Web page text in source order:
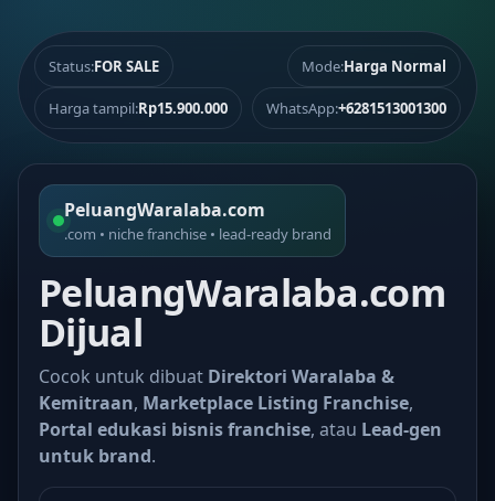
Status:FOR SALE Mode:Harga Normal
Harga tampil:Rp15.900.000 WhatsApp:+6281513001300
PeluangWaralaba.com
.com • niche franchise • lead-ready brand
PeluangWaralaba.com
Dijual
Cocok untuk dibuat Direktori Waralaba &
Kemitraan, Marketplace Listing Franchise,
Portal edukasi bisnis franchise, atau Lead-gen
untuk brand.